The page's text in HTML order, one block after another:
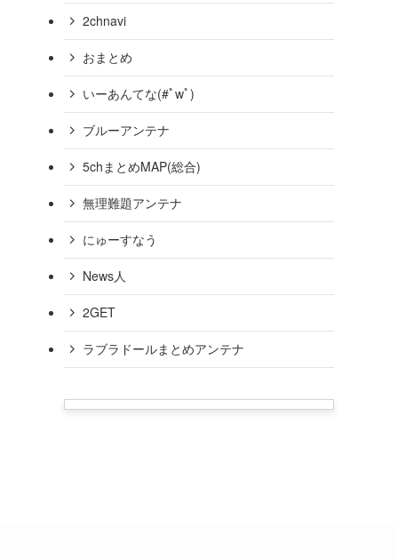
2chnavi
おまとめ
いーあんてな(#ﾟwﾟ)
ブルーアンテナ
5chまとめMAP(総合)
無理難題アンテナ
にゅーすなう
News人
2GET
ラブラドールまとめアンテナ